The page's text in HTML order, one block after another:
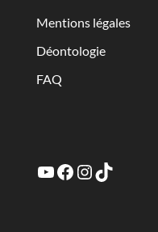
Mentions légales
Déontologie
FAQ
YouTube
Facebook
Instagram
TikTok